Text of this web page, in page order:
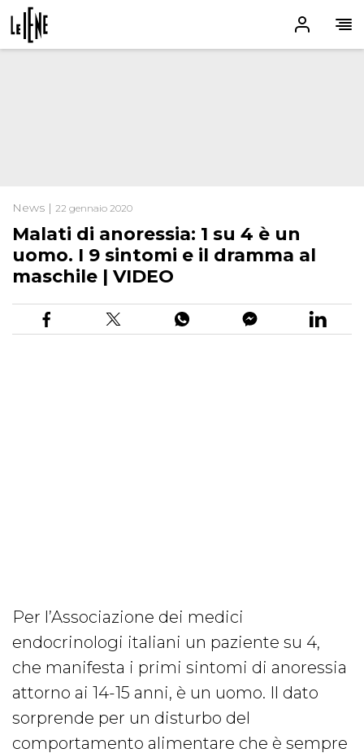
News | 22 gennaio 2020
Malati di anoressia: 1 su 4 è un
uomo. I 9 sintomi e il dramma al
maschile | VIDEO
Per l’Associazione dei medici
endocrinologi italiani un paziente su 4,
che manifesta i primi sintomi di anoressia
attorno ai 14-15 anni, è un uomo. Il dato
sorprende per un disturbo del
comportamento alimentare che è sempre